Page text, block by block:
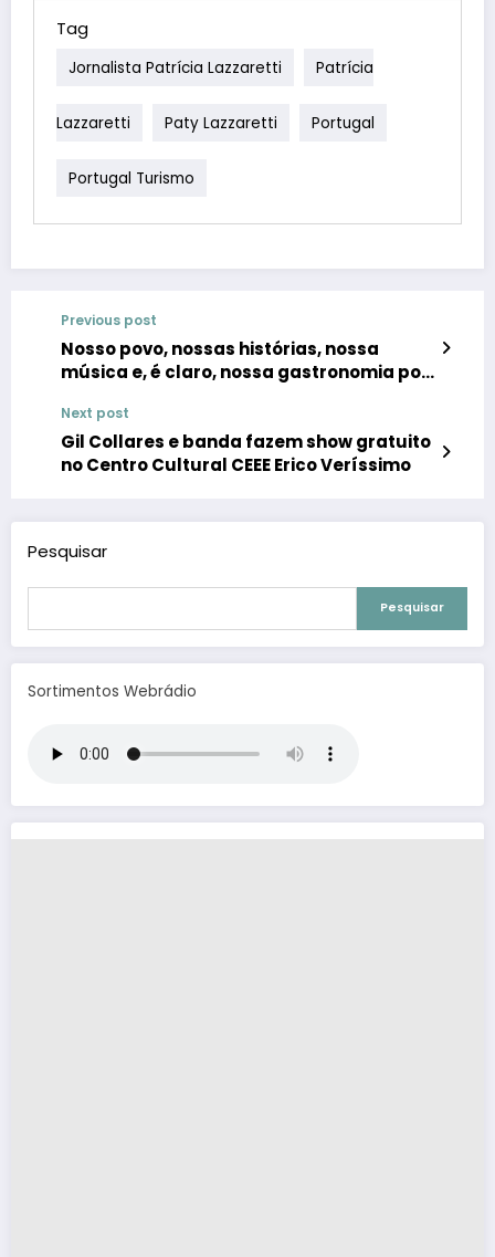
Tag
Jornalista Patrícia Lazzaretti Patrícia
Lazzaretti Paty Lazzaretti Portugal
Portugal Turismo
Previous post
Nosso povo, nossas histórias, nossa
música e, é claro, nossa gastronomia por
Next post
Gil Collares e banda fazem show gratuito
no Centro Cultural CEEE Erico Veríssimo
Pesquisar
Pesquisar
Sortimentos Webrádio